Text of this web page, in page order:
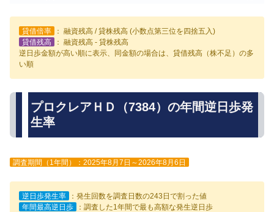
貸借倍率
： 融資残高 / 貸株残高 (小数点第三位を四捨五入)
貸借残高
： 融資残高 - 貸株残高
逆日歩金額が高い順に表示、同金額の場合は、貸借残高（株不足）の多
い順
プロクレアＨＤ（7384）の年間逆日歩発
生率
調査期間（1年間）：2025年8月7日～2026年8月6日
逆日歩発生率
：発生回数を調査日数の243日で割った値
年間最高逆日歩
：調査した1年間で最も高額な発生逆日歩